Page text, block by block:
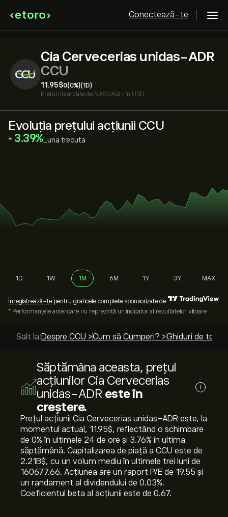
Conectează-te
Cia Cervecerias unidas-ADR
CCU
11.95‎$‎0(0%)(1D)
Prețuri întârziate de NASDAQ • în USD
Evoluția prețului acțiunii CCU
‎3.39‎ Luna trecuta
1D 1W 1M 6M 1Y 3Y MAX
Înregistrează-te pentru graficele complete sponsorizate de
* Performanțele anterioare nu reprezintă un indicator al rezultatelor viitoare
Salt la:Despre CCU >Cum să Cumperi? >Ghiduri de top >
Săptămâna aceasta, prețul
acțiunilor Cia Cervecerias
unidas-ADR este în
creștere.
i
Prețul acțiunii Cia Cervecerias unidas-ADR este, la
momentul actual, 11.95‎$‎, reflectând o schimbare
de ‎0‎% în ultimele 24 de ore și ‎3.76‎% în ultima
săptămână. Capitalizarea de piață a CCU este de
2.21B‎$‎, cu un volum mediu în ultimele trei luni de
160677.66. Acțiunea are un raport P/E de 19.55 și
un randament al dividendului de 0.03%.
Coeficientul beta al acțiunii este de 0.67.